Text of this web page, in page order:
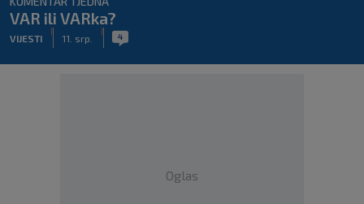
VAR ili VARka?
VIJESTI 11. srp. 4
Oglas